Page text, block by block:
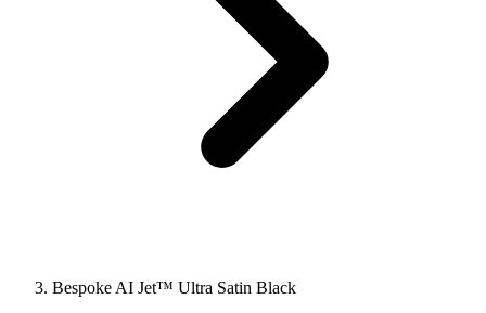
Bespoke AI Jet™ Ultra Satin Black